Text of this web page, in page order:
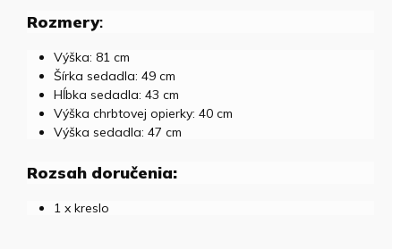
Rozmery:
Výška: 81 cm
Šírka sedadla: 49 cm
Hĺbka sedadla: 43 cm
Výška chrbtovej opierky: 40 cm
Výška sedadla: 47 cm
Rozsah doručenia:
1 x kreslo